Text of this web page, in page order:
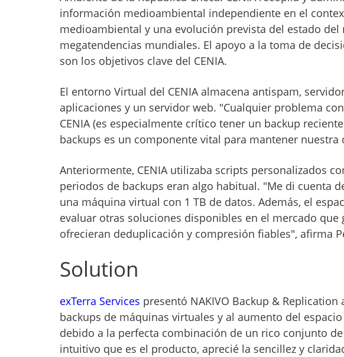
información medioambiental independiente en el
medioambiental y una evolución prevista del estado
megatendencias mundiales. El apoyo a la toma de
son los objetivos clave del CENIA.
El entorno Virtual del CENIA almacena antispam,
aplicaciones y un servidor web. "Cualquier problema
CENIA (es especialmente crítico tener un backup
backups es un componente vital para mantener
Anteriormente, CENIA utilizaba scripts personalizados
periodos de backups eran algo habitual. "Me di cuenta
una máquina virtual con 1 TB de datos. Además, el
evaluar otras soluciones disponibles en el mercado
ofrecieran deduplicación y compresión fiables", afirma
Solution
exTerra Services presentó NAKIVO Backup &
backups de máquinas virtuales y al aumento del
debido a la perfecta combinación de un rico conjunto
intuitivo que es el producto, aprecié la sencillez y